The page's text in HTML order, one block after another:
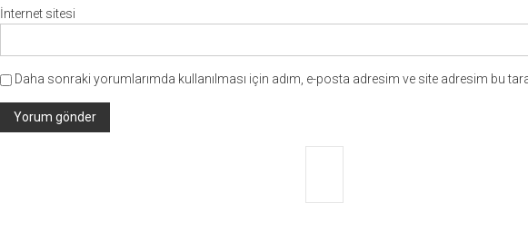
İnternet sitesi
Daha sonraki yorumlarımda kullanılması için adım, e-posta adresim ve site adresim bu